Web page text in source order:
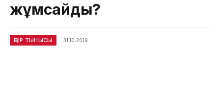
жұмсайды?
ӨҢІР ТЫНЫСЫ 31.10.2019